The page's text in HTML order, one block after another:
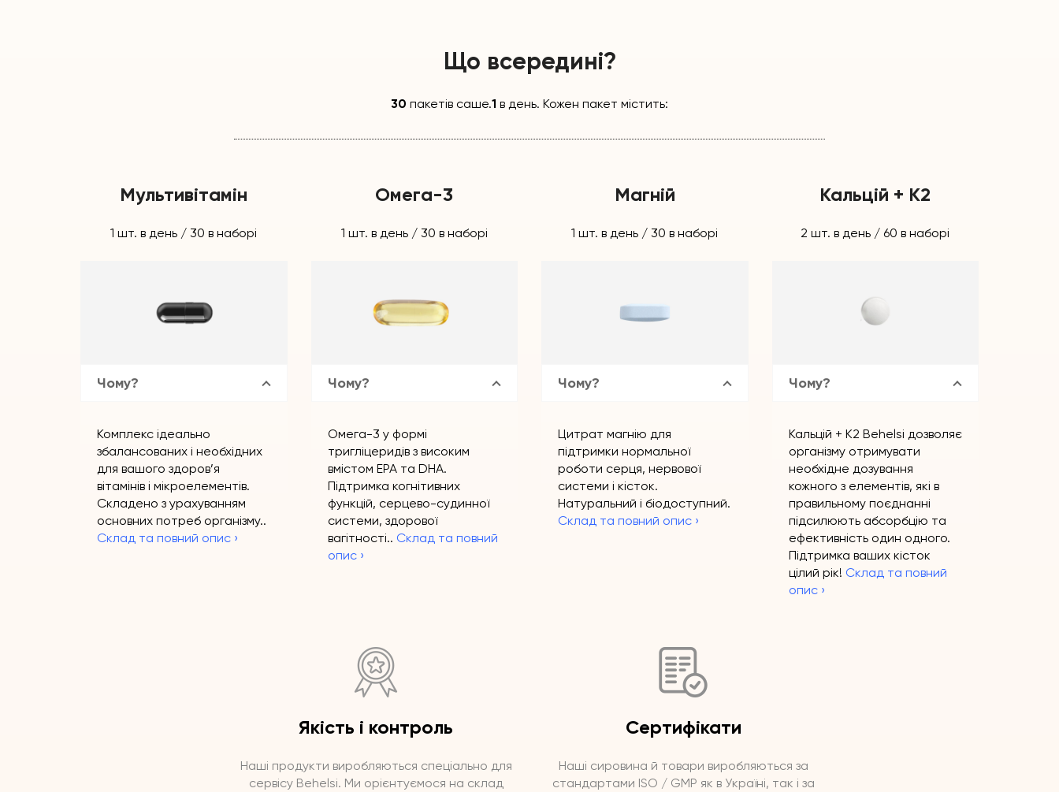
Що всередині?
30 пакетів саше.1 в день. Кожен пакет містить:
Мультивітамін
1 шт. в день / 30 в наборі
Чому?
Комплекс ідеально
збалансованих і необхідних
для вашого здоров’я
вітамінів і мікроелементів.
Складено з урахуванням
основних потреб організму..
Склад та повний опис ›
Омега-3
1 шт. в день / 30 в наборі
Чому?
Омега-3 у формі
тригліцеридів з високим
вмістом EPA та DHA.
Підтримка когнітивних
функцій, серцево-судинної
системи, здорової
вагітності.. Склад та повний
опис ›
Магній
1 шт. в день / 30 в наборі
Чому?
Цитрат магнію для
підтримки нормальної
роботи серця, нервової
системи і кісток.
Натуральний і біодоступний.
Склад та повний опис ›
Кальцій + К2
2 шт. в день / 60 в наборі
Чому?
Кальцій + К2 Behelsi дозволяє
організму отримувати
необхідне дозування
кожного з елементів, які в
правильному поєднанні
підсилюють абсорбцію та
ефективність один одного.
Підтримка ваших кісток
цілий рік! Склад та повний
опис ›
Якість і контроль
Наші продукти виробляються спеціально для
сервісу Behelsi. Ми орієнтуємося на склад
Сертифікати
Наші сировина й товари виробляються за
стандартами ISO / GMP як в Україні, так і за